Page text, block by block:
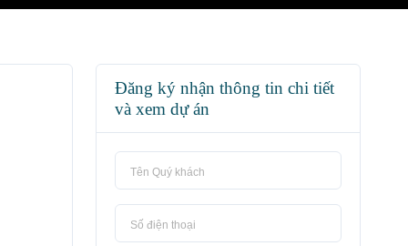
Đăng ký nhận thông tin chi tiết
và xem dự án